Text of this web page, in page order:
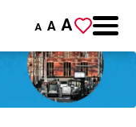
A A A